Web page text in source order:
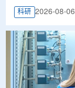
科研 2026-08-06